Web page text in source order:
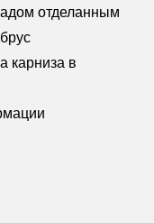
отделанным
карниза в